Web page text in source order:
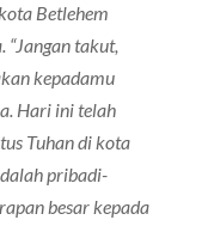
Betlehem
“Jangan takut,
kepadamu
Hari ini telah
Tuhan di kota
pribadi-
besar kepada